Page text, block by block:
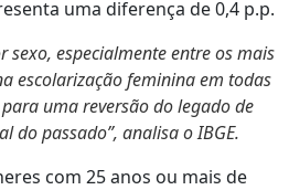
uma diferença de 0,4 p.p.
sexo, especialmente entre os mais
escolarização feminina em todas
uma reversão do legado de
do passado”, analisa o IBGE.
com 25 anos ou mais de